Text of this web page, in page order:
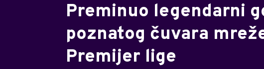
Preminuo legendarni
poznatog čuvara
Premijer lige